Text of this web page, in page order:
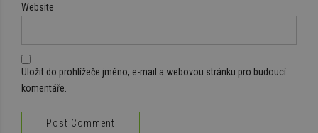
Website
Uložit do prohlížeče jméno, e-mail a webovou stránku pro budoucí
komentáře.
Post Comment